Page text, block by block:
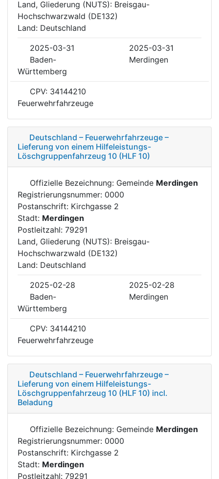
Land, Gliederung (NUTS): Breisgau-
Hochschwarzwald (DE132)
Land: Deutschland
2025-03-31
2025-03-31
Baden-
Württemberg
Merdingen
CPV: 34144210
Feuerwehrfahrzeuge
Deutschland – Feuerwehrfahrzeuge –
Lieferung von einem Hilfeleistungs-
Löschgruppenfahrzeug 10 (HLF 10)
Offizielle Bezeichnung: Gemeinde Merdingen
Registrierungsnummer: 0000
Postanschrift: Kirchgasse 2
Stadt: Merdingen
Postleitzahl: 79291
Land, Gliederung (NUTS): Breisgau-
Hochschwarzwald (DE132)
Land: Deutschland
2025-02-28
2025-02-28
Baden-
Württemberg
Merdingen
CPV: 34144210
Feuerwehrfahrzeuge
Deutschland – Feuerwehrfahrzeuge –
Lieferung von einem Hilfeleistungs-
Löschgruppenfahrzeug 10 (HLF 10) incl.
Beladung
Offizielle Bezeichnung: Gemeinde Merdingen
Registrierungsnummer: 0000
Postanschrift: Kirchgasse 2
Stadt: Merdingen
Postleitzahl: 79291